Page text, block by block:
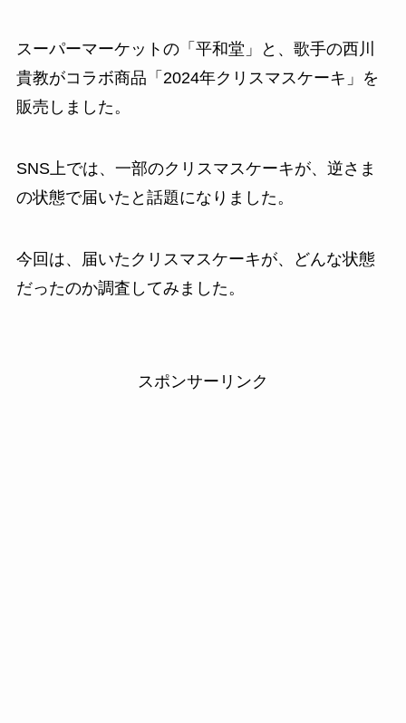
スーパーマーケットの「平和堂」と、歌手の西川
貴教がコラボ商品「2024年クリスマスケーキ」を
販売しました。
SNS上では、一部のクリスマスケーキが、逆さま
の状態で届いたと話題になりました。
今回は、届いたクリスマスケーキが、どんな状態
だったのか調査してみました。
スポンサーリンク